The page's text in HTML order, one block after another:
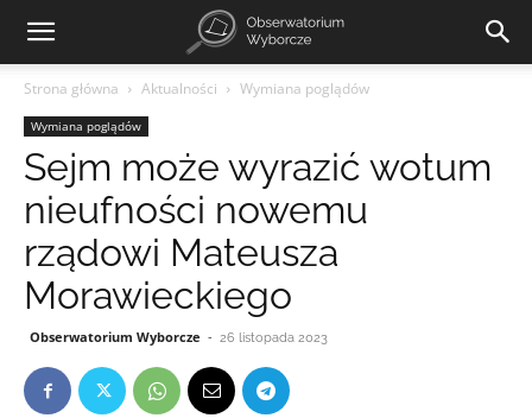
Strona główna Aktualności Wymiana poglądów
Wymiana poglądów
Sejm może wyrazić wotum
nieufności nowemu
rządowi Mateusza
Morawieckiego
Obserwatorium Wyborcze - 26 listopada 2023